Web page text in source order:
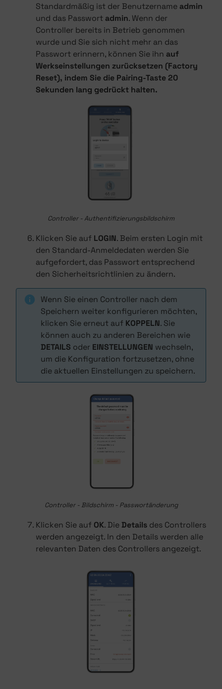
Standardmäßig ist der Benutzername admin
und das Passwort admin. Wenn der
Controller bereits in Betrieb genommen
wurde und Sie sich nicht mehr an das
Passwort erinnern, können Sie ihn auf
Werkseinstellungen zurücksetzen (Factory
Reset), indem Sie die Pairing-Taste 20
Sekunden lang gedrückt halten.
Controller - Authentifizierungsbildschirm
Klicken Sie auf LOGIN. Beim ersten Login mit
den Standard-Anmeldedaten werden Sie
aufgefordert, das Passwort entsprechend
den Sicherheitsrichtlinien zu ändern.
Wenn Sie einen Controller nach dem
Speichern weiter konfigurieren möchten,
klicken Sie erneut auf KOPPELN. Sie
können auch zu anderen Bereichen wie
DETAILS oder EINSTELLUNGEN wechseln,
um die Konfiguration fortzusetzen, ohne
die aktuellen Einstellungen zu speichern.
Controller - Bildschirm - Passwortänderung
Klicken Sie auf OK. Die Details des Controllers
werden angezeigt. In den Details werden alle
relevanten Daten des Controllers angezeigt.